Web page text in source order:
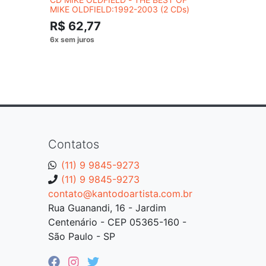
MIKE OLDFIELD:1992-2003 (2 CDs)
R$ 62,77
Contatos
(11) 9 9845-9273
(11) 9 9845-9273
contato@kantodoartista.com.br
Rua Guanandi, 16 - Jardim
Centenário - CEP 05365-160 -
São Paulo - SP